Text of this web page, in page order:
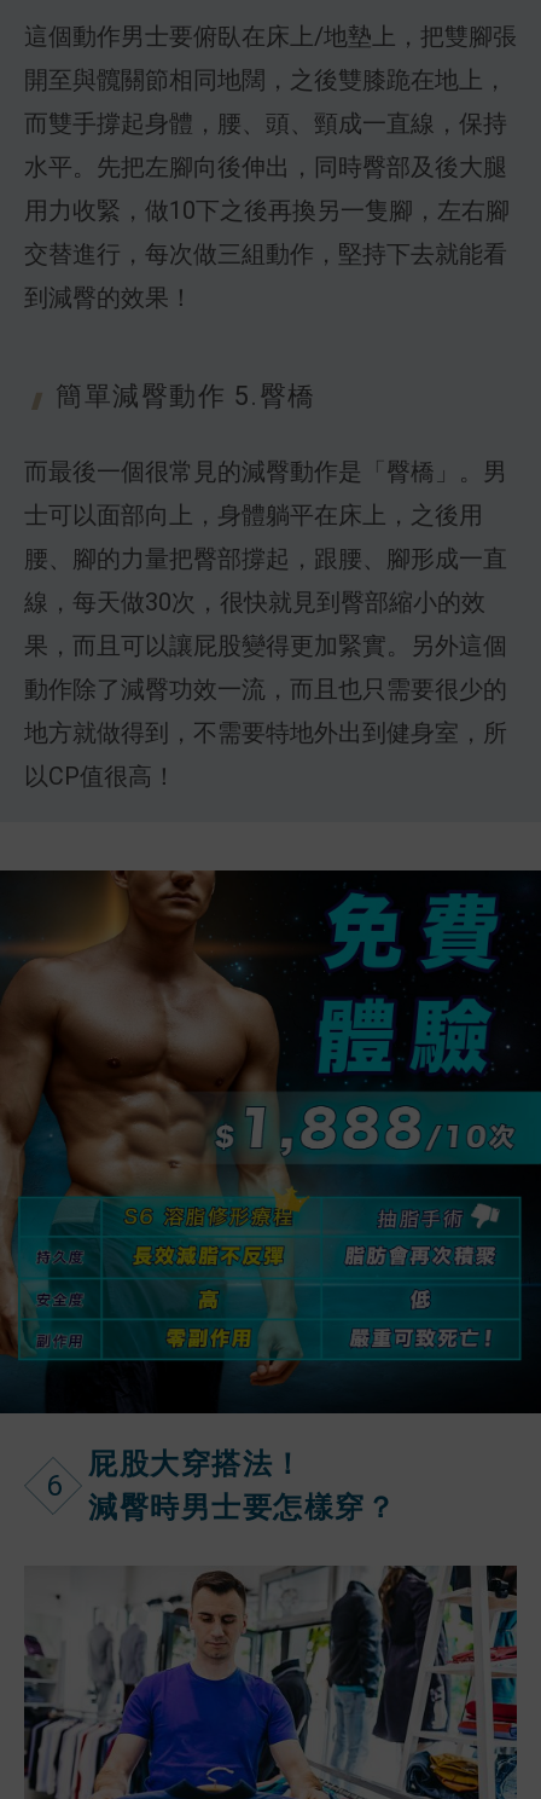
這個動作男士要俯臥在床上/地墊上，把雙腳張
開至與髖關節相同地闊，之後雙膝跪在地上，
而雙手撐起身體，腰、頭、頸成一直線，保持
水平。先把左腳向後伸出，同時臀部及後大腿
用力收緊，做10下之後再換另一隻腳，左右腳
交替進行，每次做三組動作，堅持下去就能看
到減臀的效果！
簡單減臀動作 5.臀橋
而最後一個很常見的減臀動作是「臀橋」。男
士可以面部向上，身體躺平在床上，之後用
腰、腳的力量把臀部撐起，跟腰、腳形成一直
線，每天做30次，很快就見到臀部縮小的效
果，而且可以讓屁股變得更加緊實。另外這個
動作除了減臀功效一流，而且也只需要很少的
地方就做得到，不需要特地外出到健身室，所
以CP值很高！
6
屁股大穿搭法！
減臀時男士要怎樣穿？